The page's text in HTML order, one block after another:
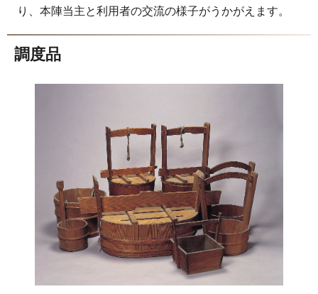
り、本陣当主と利用者の交流の様子がうかがえます。
調度品